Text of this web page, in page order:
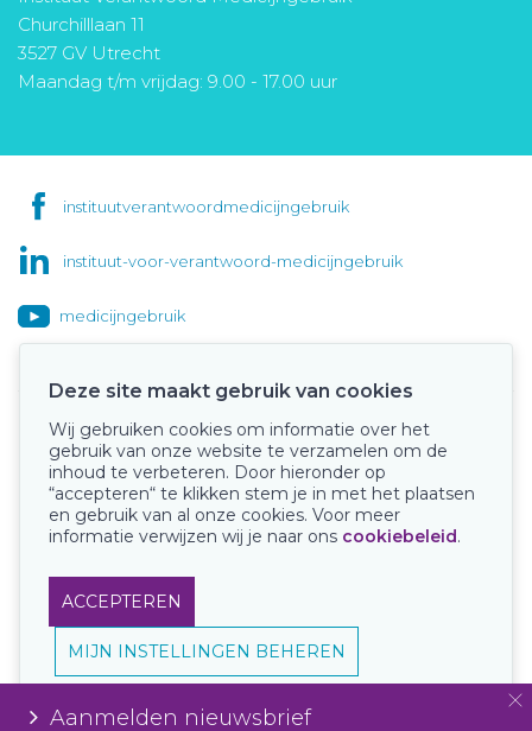
Churchilllaan 11
3527 GV Utrecht
Maandag t/m vrijdag: 9.00 - 17.00 uur
instituutverantwoordmedicijngebruik
instituut-voor-verantwoord-medicijngebruik
medicijngebruik
Onze keurmerken
Aanmelden nieuwsbrief
Deze site maakt gebruik van cookies
Wij gebruiken cookies om informatie over het
gebruik van onze website te verzamelen om de
inhoud te verbeteren. Door hieronder op
“accepteren“ te klikken stem je in met het plaatsen
en gebruik van al onze cookies. Voor meer
informatie verwijzen wij je naar ons cookiebeleid.
ACCEPTEREN
MIJN INSTELLINGEN BEHEREN